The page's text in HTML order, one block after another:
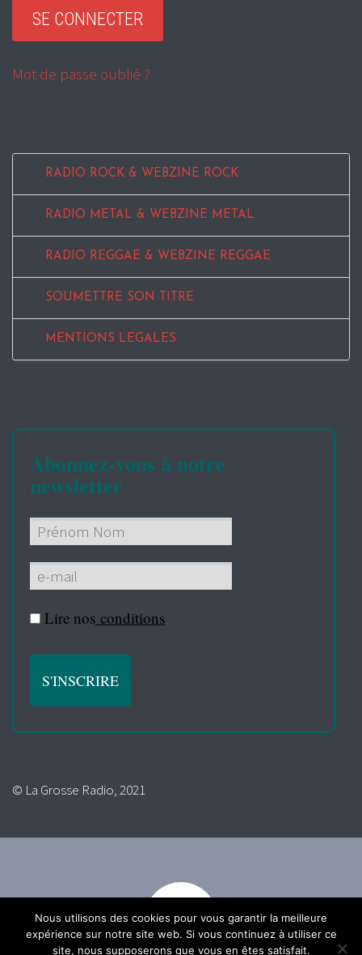
Mot de passe oublié ?
RADIO ROCK & WEBZINE ROCK
RADIO METAL & WEBZINE METAL
RADIO REGGAE & WEBZINE REGGAE
SOUMETTRE SON TITRE
MENTIONS LEGALES
Abonnez-vous à notre
newsletter
Lire nos conditions
© La Grosse Radio, 2021
Nous utilisons des cookies pour vous garantir la meilleure
expérience sur notre site web. Si vous continuez à utiliser ce
site, nous supposerons que vous en êtes satisfait.